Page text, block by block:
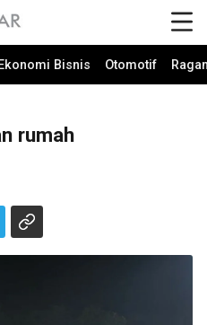
Ekonomi Bisnis Otomotif
rumah